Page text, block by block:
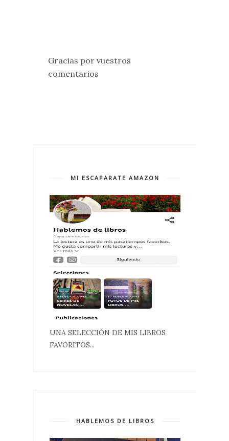
Gracias por vuestros
comentarios
MI ESCAPARATE AMAZON
UNA SELECCIÓN DE MIS LIBROS
FAVORITOS...
HABLEMOS DE LIBROS